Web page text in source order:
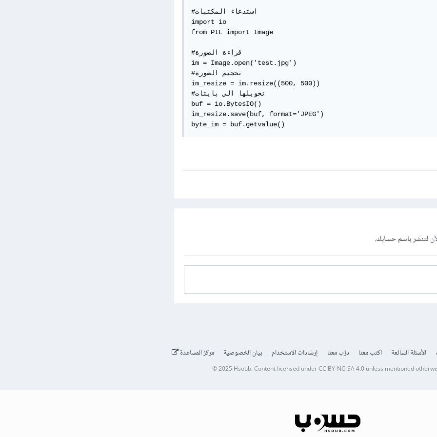
#استدعاء المكتبات
import io
from PIL import Image
#قراءة الصورة
im = Image.open('test.jpg')
#تحجيم الصورة
im_resize = im.resize((500, 500))
#تحويلها الي بايتات
buf = io.BytesIO()
im_resize.save(buf, format='JPEG')
byte_im = buf.getvalue()
لتنشر باسم حسابك.
الأسئلة الشائعة اكتب معنا درّب معنا إرشادات الاستخدام بيان الخصوصية مركز المساعدة
© 2025 Hsoub.Content licensed underCC BY-NC-SA 4.0unless mentioned